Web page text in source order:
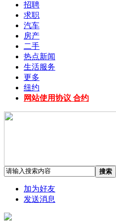
招聘
求职
汽车
房产
二手
热点新闻
生活服务
更多
纽约
网站使用协议 合约
搜索
加为好友
发送消息